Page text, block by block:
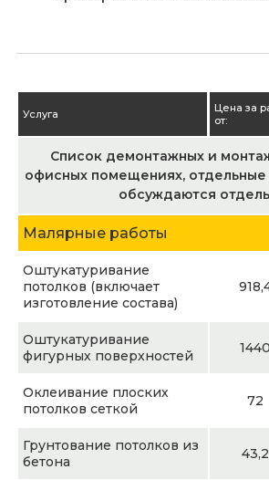
Список демонтажных и
офисных помещениях,
обсуждаются
Услуга
Цена за
от:
Малярные работы
Оштукатуривание
потолков (включает
изготовление состава)
Оштукатуривание
фигурных поверхностей
1440
Оклеивание плоских
потолков сеткой
72
Грунтование потолков из
бетона
43,2